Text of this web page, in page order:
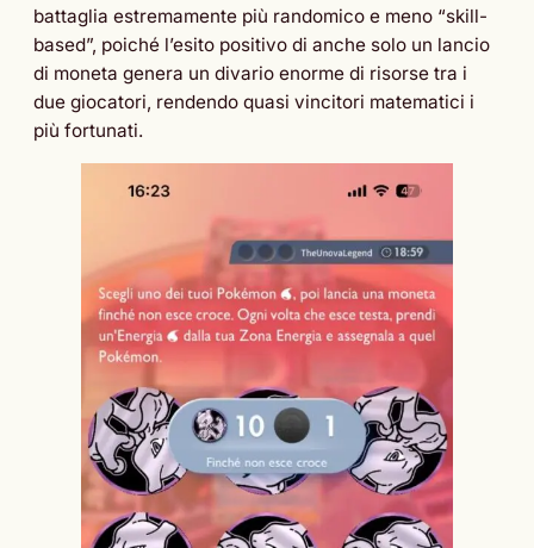
battaglia estremamente più randomico e meno “skill-
based”, poiché l’esito positivo di anche solo un lancio
di moneta genera un divario enorme di risorse tra i
due giocatori, rendendo quasi vincitori matematici i
più fortunati.